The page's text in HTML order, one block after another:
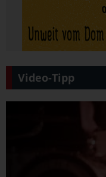
Video-Tipp